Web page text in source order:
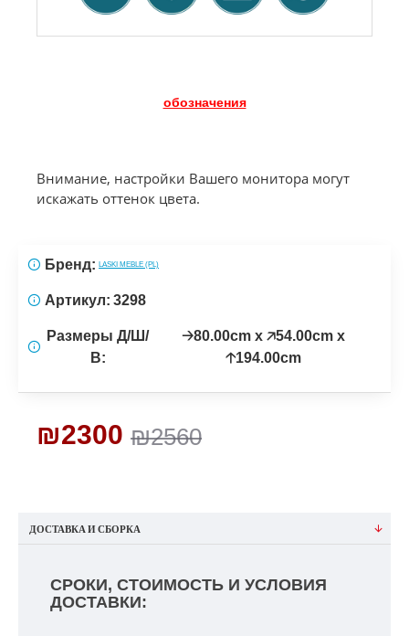
обозначения
Внимание, настройки Вашего монитора могут
искажать оттенок цвета.
₪2560
₪2300
Бренд: LASKI MEBLE (PL)
Артикул: 3298
Размеры Д/Ш/
В:
🡢80.00cm x 🡥54.00cm x
🡡194.00cm
ДОСТАВКА И СБОРКА
СРОКИ, СТОИМОСТЬ И УСЛОВИЯ
ДОСТАВКИ: